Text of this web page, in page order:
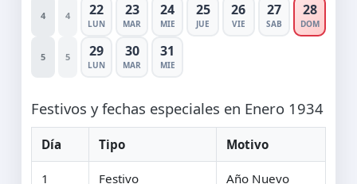
4 4 22
LUN
23
MAR
24
MIE
25
JUE
26
VIE
27
SAB
28
DOM
5 5 29
LUN
30
MAR
31
MIE
Festivos y fechas especiales en Enero 1934
Día Tipo Motivo
1 Festivo Año Nuevo